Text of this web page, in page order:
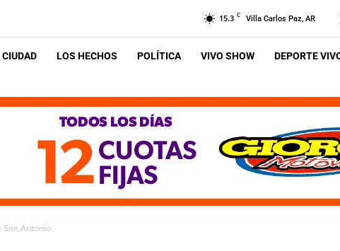
15.3 C Villa Carlos Paz, AR
LOS HECHOS POLÍTICA VIVO SHOW DEPORTE
San Antonio